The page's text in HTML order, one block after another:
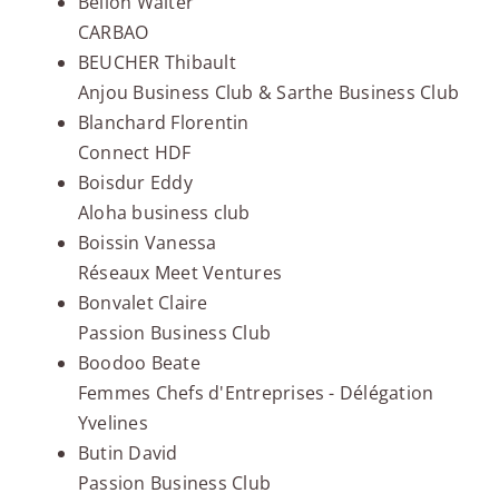
CARBAO
BEUCHER Thibault
Anjou Business Club & Sarthe Business Club
Blanchard Florentin
Connect HDF
Boisdur Eddy
Aloha business club
Boissin Vanessa
Réseaux Meet Ventures
Bonvalet Claire
Passion Business Club
Boodoo Beate
Femmes Chefs d'Entreprises - Délégation
Yvelines
Butin David
Passion Business Club